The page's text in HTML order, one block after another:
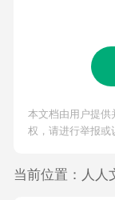
本文档由用户提供
权，请进行举报或
当前位置： 人人